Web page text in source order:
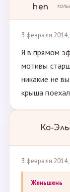
hen
3 февраля 2014,
Я в прямом
мотивы
никакие не
крыша
Ко-Эль
3 февраля 2014,
Женьшень